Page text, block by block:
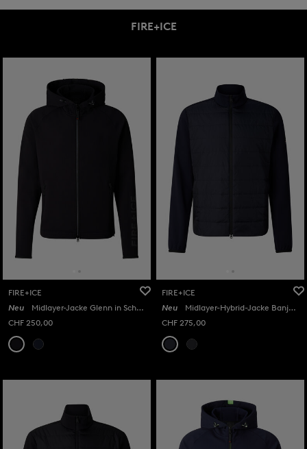
FIRE+ICE
FIRE+ICE
Neu
Midlayer-Jacke Glenn in Schwarz
CHF 250,00
FIRE+ICE
Neu
Midlayer-Hybrid-Jacke Banjan in Navy
CHF 275,00